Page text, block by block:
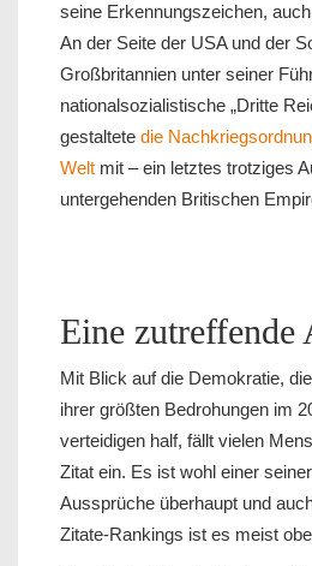
seine Erkennungszeichen,
An der Seite der USA und der
Großbritannien unter seiner
nationalsozialistische „Dritte
gestaltete die
Welt mit – ein letztes trotziges
untergehenden Britischen
Eine zutreffende
Mit Blick auf die Demokratie,
ihrer größten Bedrohungen im
verteidigen half, fällt vielen
Zitat ein. Es ist wohl einer
Aussprüche überhaupt und
Zitate-Rankings ist es meist